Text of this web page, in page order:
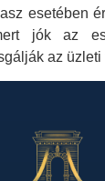
esetében
jók az
az üzleti